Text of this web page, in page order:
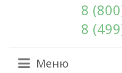
8
8
Меню